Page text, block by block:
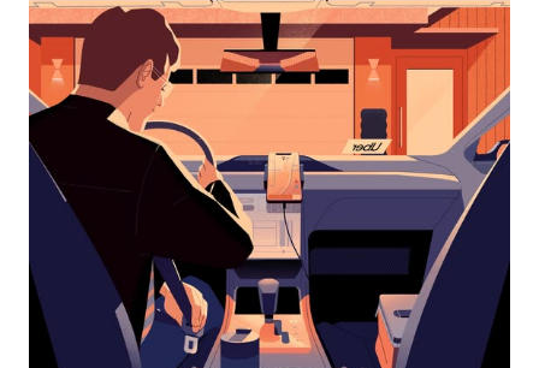
выбрать
дату.
Чтобы
закрыть
календарь,
нажмите
Esc.